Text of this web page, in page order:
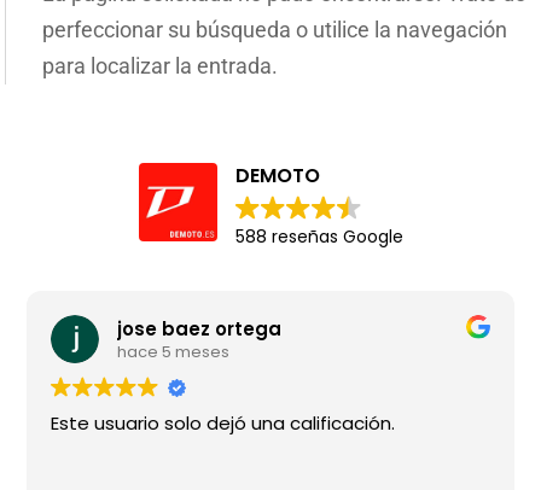
perfeccionar su búsqueda o utilice la navegación
para localizar la entrada.
DEMOTO
588 reseñas Google
jose baez ortega
hace 5 meses
Este usuario solo dejó una calificación.